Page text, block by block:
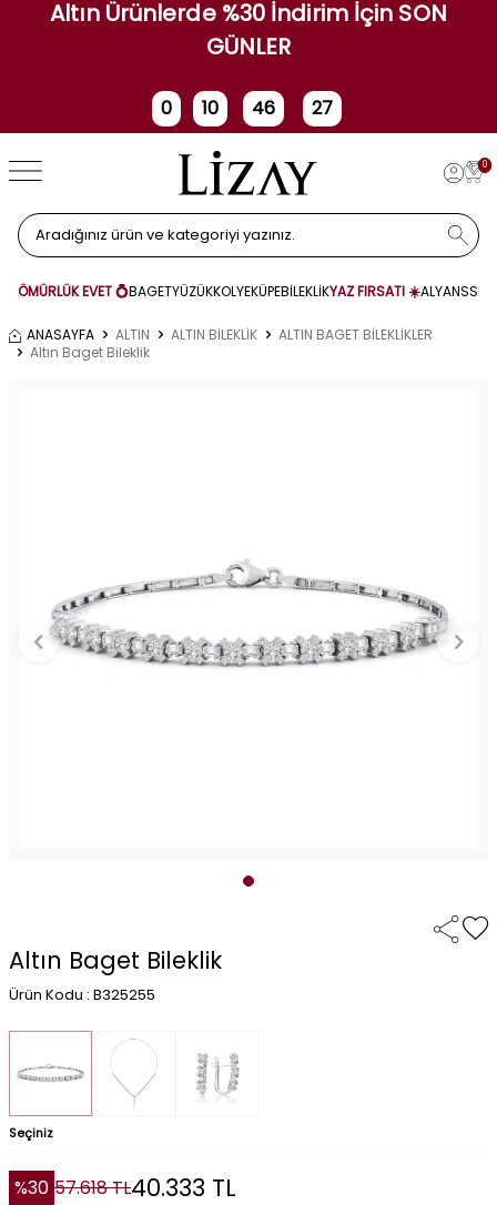
Altın Ürünlerde %30 İndirim İçin SON
GÜNLER
0
Gün
10
Saat
46 27
0
ÖMÜRLÜK EVET 💍BAGETYÜZÜKKOLYEKÜPEBİLEKLİKYAZ FIRSATI ☀️ALYANS
ANASAYFA ALTIN ALTIN BİLEKLİK
ALTIN BAGET BİLEKLİKLER
Altın Baget Bileklik
Altın Baget Bileklik
Ürün Kodu : B325255
Seçiniz
%30 57.618TL40.333 TL